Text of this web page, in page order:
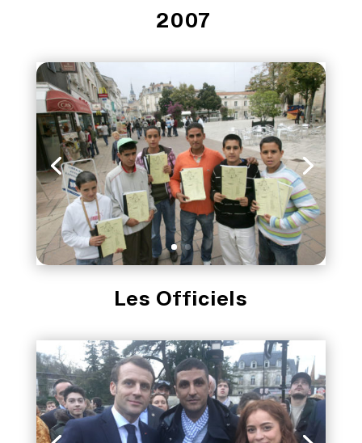
2007
Les Officiels